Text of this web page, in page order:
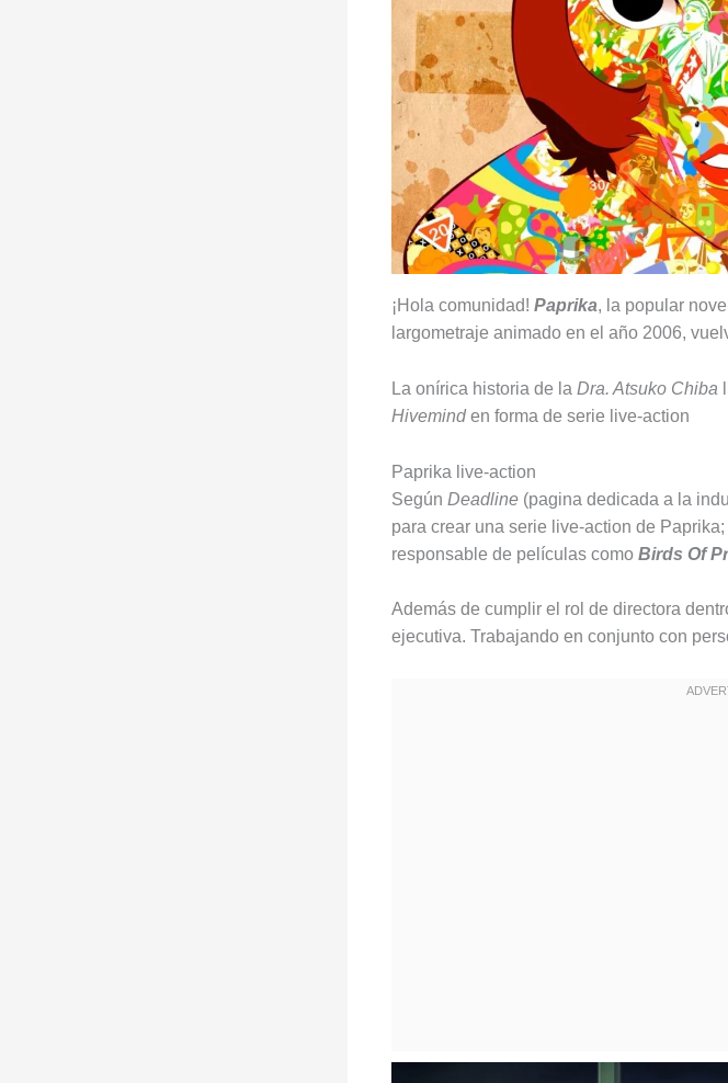
¡Hola comunidad! Paprika, la popular
largometraje animado en el año 2006,
La onírica historia de la Dra. Atsuko Chiba
Hiveminden forma de serie live-action
Paprika live-action
Según Deadline (pagina dedicada a la
para crear una serie live-action de
responsable de películas como Birds Of
Además de cumplir el rol de directora
ejecutiva. Trabajando en conjunto con